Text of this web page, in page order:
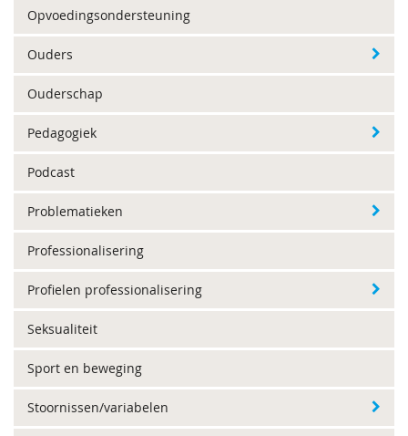
Opvoedingsondersteuning
Ouders
Ouderschap
Pedagogiek
Podcast
Problematieken
Professionalisering
Profielen professionalisering
Seksualiteit
Sport en beweging
Stoornissen/variabelen